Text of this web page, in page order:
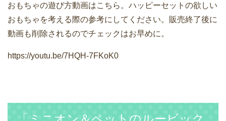
おもちゃの遊び方動画はこちら。ハッピーセットの欲しい
おもちゃを考える際の参考にしてください。販売終了後に
動画も削除されるのでチェックはお早めに。
https://youtu.be/7HQH-7FKoK0